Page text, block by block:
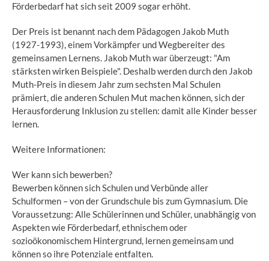
Förderbedarf hat sich seit 2009 sogar erhöht.
Der Preis ist benannt nach dem Pädagogen Jakob Muth
(1927-1993), einem Vorkämpfer und Wegbereiter des
gemeinsamen Lernens. Jakob Muth war überzeugt: "Am
stärksten wirken Beispiele". Deshalb werden durch den Jakob
Muth-Preis in diesem Jahr zum sechsten Mal Schulen
prämiert, die anderen Schulen Mut machen können, sich der
Herausforderung Inklusion zu stellen: damit alle Kinder besser
lernen.
Weitere Informationen:
Wer kann sich bewerben?
Bewerben können sich Schulen und Verbünde aller
Schulformen – von der Grundschule bis zum Gymnasium. Die
Voraussetzung: Alle Schülerinnen und Schüler, unabhängig von
Aspekten wie Förderbedarf, ethnischem oder
sozioökonomischem Hintergrund, lernen gemeinsam und
können so ihre Potenziale entfalten.